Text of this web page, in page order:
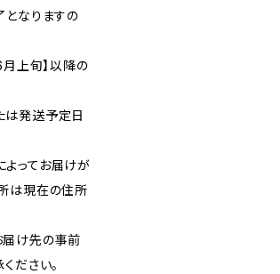
となりますの
上旬】以降の
は発送予定日
ってお届けが
は現在の住所
届け先の事前
ださい。